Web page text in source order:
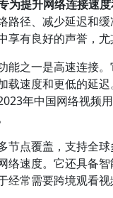
为提升网络连接速
路径、减少延迟和
享有良好的声誉，尤
能之一是高速连接
载速度和更低的延
年中国网络视频
节点覆盖，支持全
络速度。它还具备
经常需要跨境观看